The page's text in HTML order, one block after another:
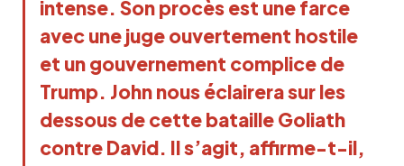
intense. Son procès est une farce
avec une juge ouvertement hostile
et un gouvernement complice de
Trump. John nous éclairera sur les
dessous de cette bataille Goliath
contre David. Il s’agit, affirme-t-il,